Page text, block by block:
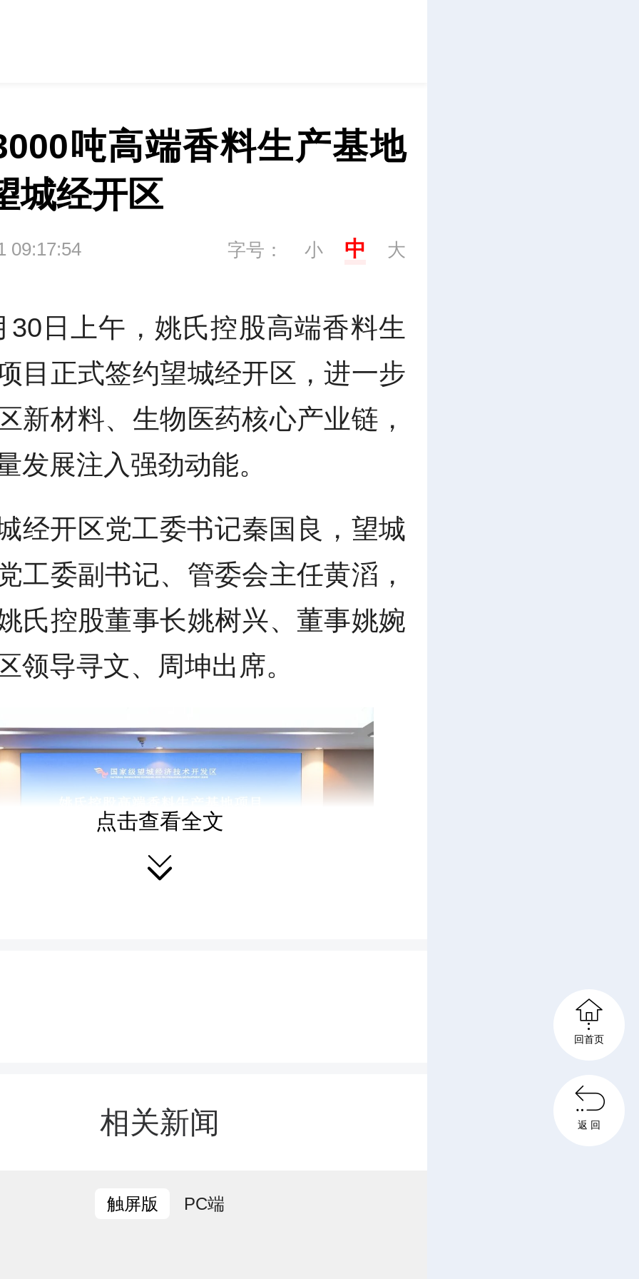
吨高端香料生产基地
城经开区
09:17:54 字号： 小 中 大
30日上午，姚氏控股高端香料生
目正式签约望城经开区，进一步
新材料、生物医药核心产业链，
发展注入强劲动能。
经开区党工委书记秦国良，望城
工委副书记、管委会主任黄滔，
氏控股董事长姚树兴、董事姚婉
领导寻文、周坤出席。
企业，拥有酯类、醇类、醛类等
、食用、医药、洗涤等多个领
点击查看全文

相关新闻
触屏版 PC端

回首页

返 回